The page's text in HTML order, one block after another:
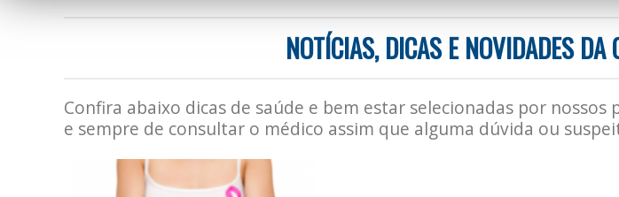
NOTÍCIAS, DICAS E NOVIDADES
Confira abaixo dicas de saúde e bem estar selecionadas por
e sempre de consultar o médico assim que alguma dúvida ou